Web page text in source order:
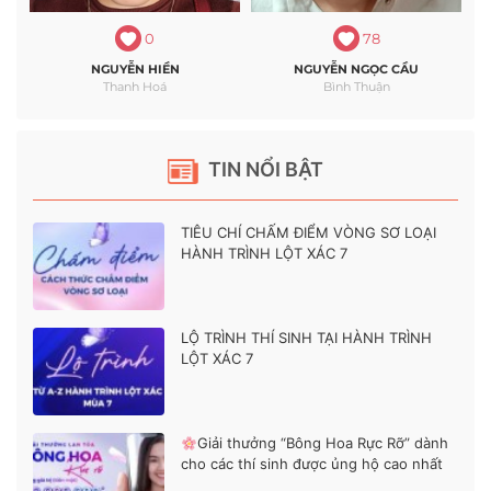
TIN NỔI BẬT
TIÊU CHÍ CHẤM ĐIỂM VÒNG SƠ LOẠI
HÀNH TRÌNH LỘT XÁC 7
LỘ TRÌNH THÍ SINH TẠI HÀNH TRÌNH
LỘT XÁC 7
Giải thưởng “Bông Hoa Rực Rỡ” dành
cho các thí sinh được ủng hộ cao nhất
0
NGUYỄN HIỀN
Thanh Hoá
78
NGUYỄN NGỌC CẦU
Bình Thuận